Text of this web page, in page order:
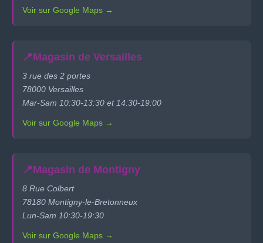
Voir sur Google Maps →
📍Magasin de Versailles
3 rue des 2 portes
78000 Versailles
Mar-Sam 10:30-13:30 et 14:30-19:00
Voir sur Google Maps →
📍Magasin de Montigny
8 Rue Colbert
78180 Montigny-le-Bretonneux
Lun-Sam 10:30-19:30
Voir sur Google Maps →